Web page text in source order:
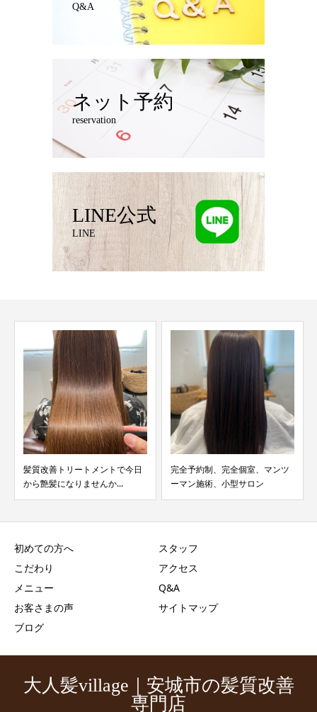
Q&A
ネット予約
reservation
LINE公式
LINE
完全予約制、完全個室、マンツ
ーマン施術、小型サロン
3名様1日限定ヘアエステのビフ
ォーアフター
初めての方へ
こだわり
メニュー
お客さまの声
ブログ
スタッフ
アクセス
Q&A
サイトマップ
大人髪village｜安城市の髪質改善
専門店